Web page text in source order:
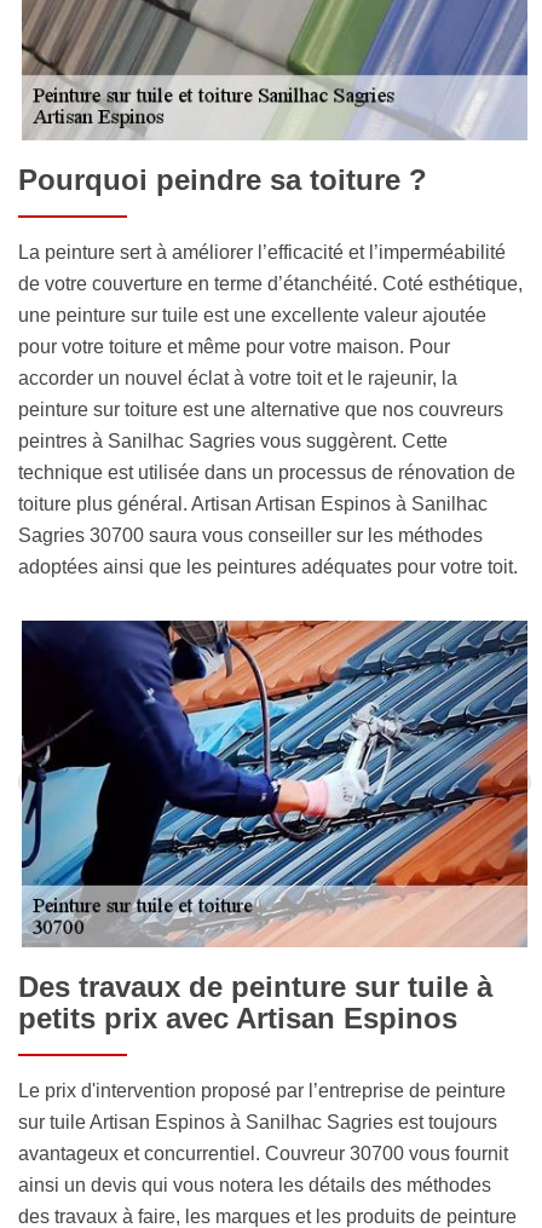
Pourquoi peindre sa toiture ?
La peinture sert à améliorer l’efficacité et l’imperméabilité
de votre couverture en terme d’étanchéité. Coté esthétique,
une peinture sur tuile est une excellente valeur ajoutée
pour votre toiture et même pour votre maison. Pour
accorder un nouvel éclat à votre toit et le rajeunir, la
peinture sur toiture est une alternative que nos couvreurs
peintres à Sanilhac Sagries vous suggèrent. Cette
technique est utilisée dans un processus de rénovation de
toiture plus général. Artisan Artisan Espinos à Sanilhac
Sagries 30700 saura vous conseiller sur les méthodes
adoptées ainsi que les peintures adéquates pour votre toit.
Des travaux de peinture sur tuile à
petits prix avec Artisan Espinos
Le prix d'intervention proposé par l’entreprise de peinture
sur tuile Artisan Espinos à Sanilhac Sagries est toujours
avantageux et concurrentiel. Couvreur 30700 vous fournit
ainsi un devis qui vous notera les détails des méthodes
des travaux à faire, les marques et les produits de peinture